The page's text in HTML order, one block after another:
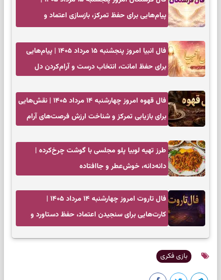
پیام‌هایی برای حفظ تمرکز، بازسازی اعتماد و
فال انبیا امروز پنجشنبه ۱۵ مرداد ۱۴۰۵ | پیام‌هایی
برای حفظ امانت، انتخاب درست و آرام‌کردن دل
فال قهوه امروز چهارشنبه ۱۴ مرداد ۱۴۰۵ | نقش‌هایی
برای بازیابی تمرکز و شناخت ارزش فرصت‌های آرام
طرز تهیه لوبیا پلو مجلسی با گوشت چرخ‌کرده |
دانه‌دانه، خوش‌عطر و جاافتاده
فال تاروت امروز چهارشنبه ۱۴ مرداد ۱۴۰۵ |
کارت‌هایی برای سنجیدن اعتماد، حفظ دستاورد و
بازی فکری